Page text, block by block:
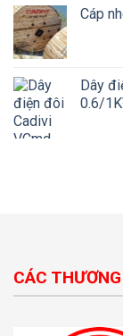
Cáp
Dây
0.6/
CÁC